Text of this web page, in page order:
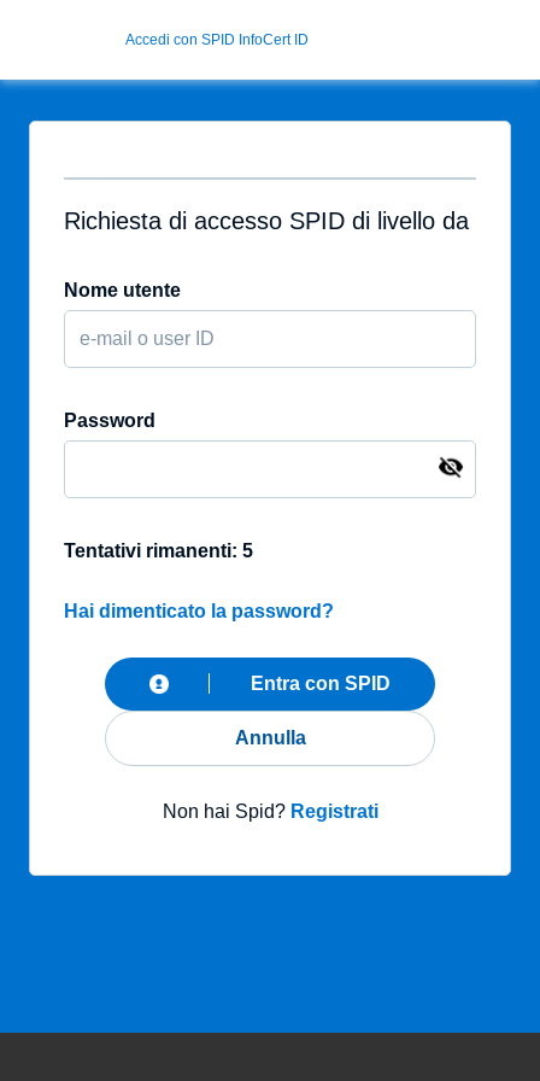
Accedi con SPID InfoCert ID
Richiesta di accesso SPID di livello da
Nome utente
Password
Tentativi rimanenti: 5
Hai dimenticato la password?
Annulla
Entra con SPID
Non hai Spid? Registrati